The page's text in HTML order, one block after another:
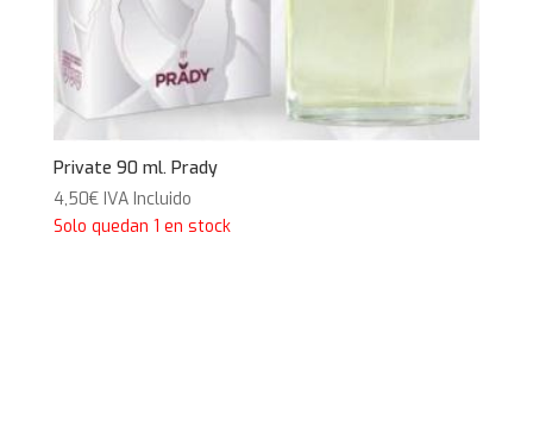
Private 90 ml. Prady
4,50€ IVA Incluido
Solo quedan 1 en stock